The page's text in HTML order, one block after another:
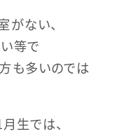
がない、
等で
も多いのでは
生では、